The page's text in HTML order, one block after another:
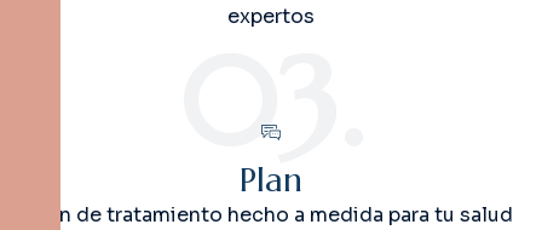
expertos
03.
Plan
Plan de tratamiento hecho a medida para tu salud